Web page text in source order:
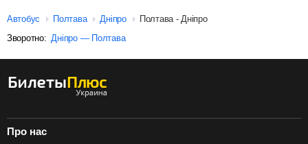
Автобус Полтава Дніпро
Полтава - Дніпро
Зворотно: Дніпро — Полтава
Про нас